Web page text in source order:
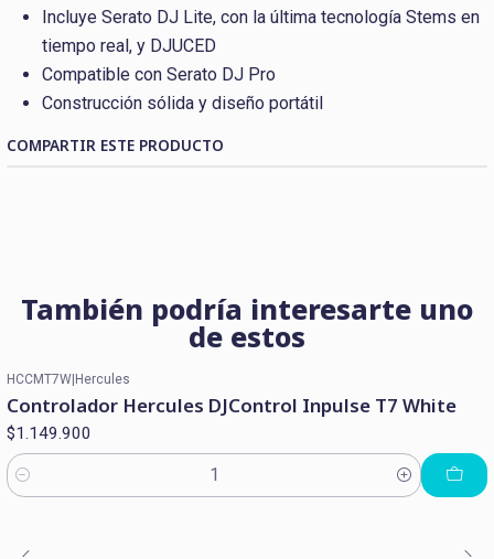
Incluye Serato DJ Lite, con la última tecnología Stems en
tiempo real, y DJUCED
Compatible con Serato DJ Pro
Construcción sólida y diseño portátil
COMPARTIR ESTE PRODUCTO
También podría interesarte uno
de estos
HCCMT7W Hercules
Controlador Hercules DJControl Inpulse T7 White
$1.149.900
Cantidad